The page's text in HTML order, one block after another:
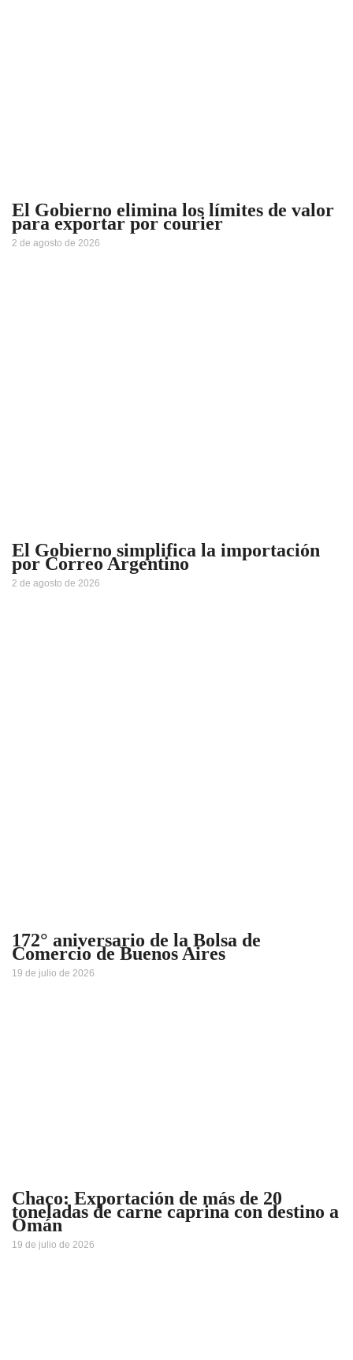
El Gobierno elimina los límites de valor
para exportar por courier
2 de agosto de 2026
El Gobierno simplifica la importación
por Correo Argentino
2 de agosto de 2026
172° aniversario de la Bolsa de
Comercio de Buenos Aires
19 de julio de 2026
Chaco: Exportación de más de 20
toneladas de carne caprina con destino a
Omán
19 de julio de 2026